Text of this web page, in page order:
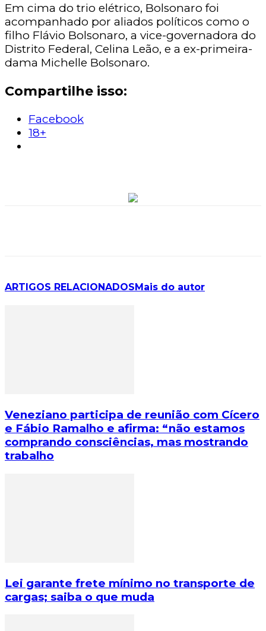
Em cima do trio elétrico, Bolsonaro foi
acompanhado por aliados políticos como o
filho Flávio Bolsonaro, a vice-governadora do
Distrito Federal, Celina Leão, e a ex-primeira-
dama Michelle Bolsonaro.
Compartilhe isso:
Facebook
18+
ARTIGOS RELACIONADOS Mais do autor
Veneziano participa de reunião com Cícero
e Fábio Ramalho e afirma: “não estamos
comprando consciências, mas mostrando
trabalho
Lei garante frete mínimo no transporte de
cargas; saiba o que muda